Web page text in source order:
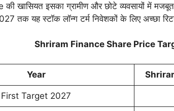
खासियत इसका ग्रामीण और छोटे व्यवसायों में
तक यह स्टॉक लॉन्ग टर्म निवेशकों के लिए अच्छा
Shriram Finance Share Price
Year
First Target 2027